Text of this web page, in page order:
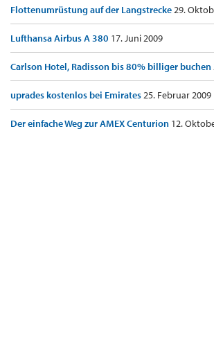
Flottenumrüstung auf der Langstrecke29.
Lufthansa Airbus A 380 17. Juni 2009
Carlson Hotel, Radisson bis 80% billiger buchen
uprades kostenlos bei Emirates25. Februar 2009
Der einfache Weg zur AMEX Centurion 12.